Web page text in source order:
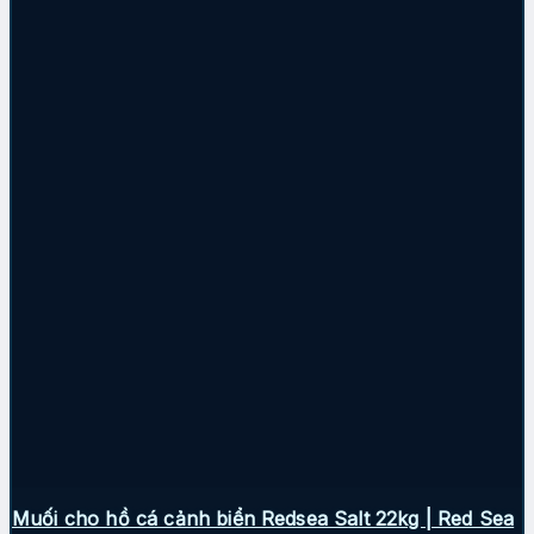
Muối cho hồ cá cảnh biển Redsea Salt 22kg | Red Sea